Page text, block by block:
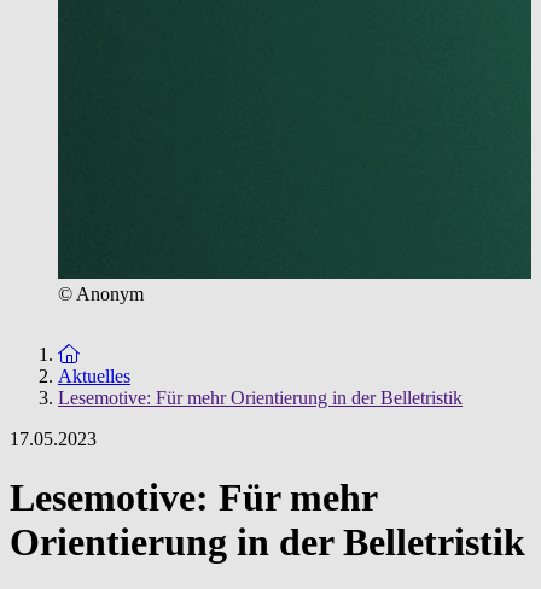
© Anonym
Zur Startseite
Aktuelles
Lesemotive: Für mehr Orientierung in der Belletristik
17.05.2023
Lesemotive: Für mehr
Orientierung in der Belletristik